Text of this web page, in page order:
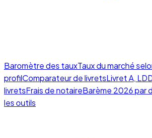
Baromètre des tauxTaux du marché
profilComparateur de livretsLivret A,
livretsFrais de notaireBarème 2026 par
les outils